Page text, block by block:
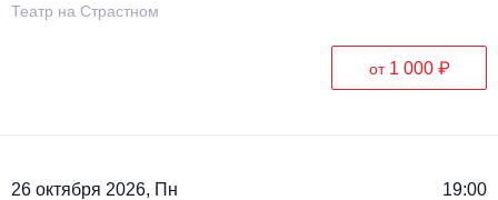
Театр на Страстном
от 1 000 ₽
26 октября 2026, Пн 19:00